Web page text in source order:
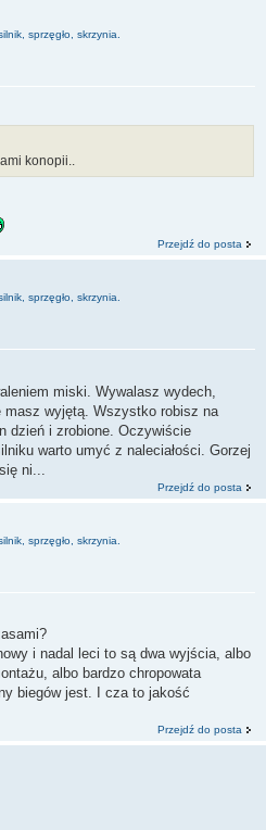
sprzęgło, skrzynia.
konopii..
Przejdź do posta
sprzęgło, skrzynia.
miski. Wywalasz wydech,
wyjętą. Wszystko robisz na
dzień i zrobione. Oczywiście
warto umyć z naleciałości. Gorzej
ni...
Przejdź do posta
sprzęgło, skrzynia.
i nadal leci to są dwa wyjścia, albo
albo bardzo chropowata
biegów jest. I cza to jakość
Przejdź do posta